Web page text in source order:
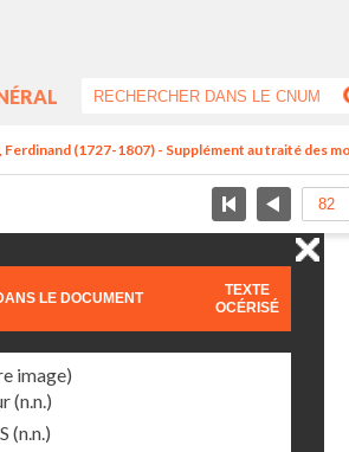
(1727-1807) - Supplément au traité des
LE DOCUMENT
TEXTE
OCÉRISÉ
image)
(n.n.)
(n.n.)